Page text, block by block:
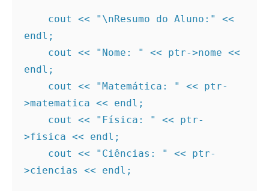
endl;
endl;
>matematica << endl;
>fisica << endl;
>ciencias << endl;